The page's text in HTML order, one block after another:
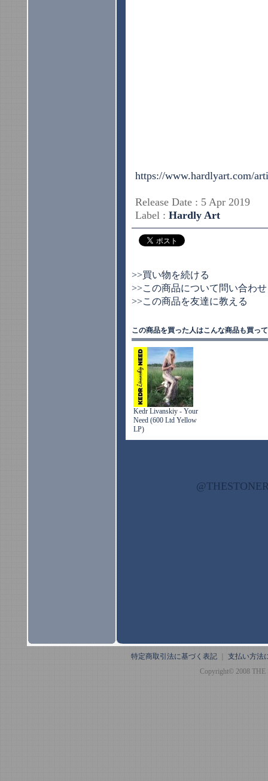
https://www.hardlyart.com/
Release Date : 5 Apr 2019
Label : Hardly Art
>>買い物を続ける
>>この商品について問い合わ
>>この商品を友達に教える
この商品を買った人はこんな商品も買っ
Kedr Livanskiy - Your
Need (600 Ltd Yellow
LP)
特定商取引法に基づく表記
支払い方法
Copyright© 2008 THE